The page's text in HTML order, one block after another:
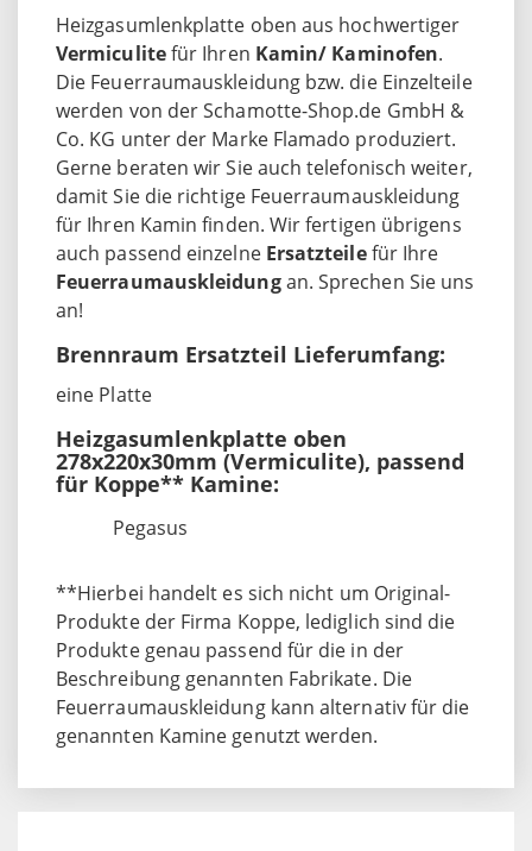
Heizgasumlenkplatte oben aus hochwertiger
Vermiculitefür Ihren Kamin/ Kaminofen.
Die Feuerraumauskleidung bzw. die Einzelteile
werden von der Schamotte-Shop.de GmbH &
Co. KG unter der Marke Flamado produziert.
Gerne beraten wir Sie auch telefonisch weiter,
damit Sie die richtige Feuerraumauskleidung
für Ihren Kamin finden. Wir fertigen übrigens
auch passend einzelne Ersatzteilefür Ihre
Feuerraumauskleidungan. Sprechen Sie uns
an!
Brennraum Ersatzteil Lieferumfang:
eine Platte
Heizgasumlenkplatte oben
278x220x30mm (Vermiculite), passend
für Koppe** Kamine:
Pegasus
**Hierbei handelt es sich nicht um Original-
Produkte der Firma Koppe, lediglich sind die
Produkte genau passend für die in der
Beschreibung genannten Fabrikate. Die
Feuerraumauskleidung kann alternativ für die
genannten Kamine genutzt werden.